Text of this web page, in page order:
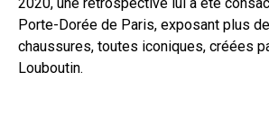
Porte-Dorée de Paris, exposant plus
chaussures, toutes iconiques, créées
Louboutin.